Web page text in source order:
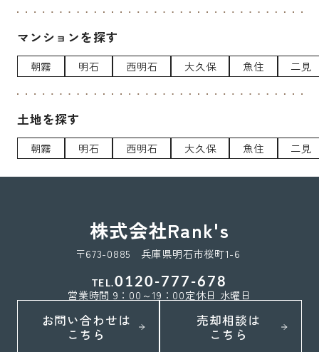
マンションを探す
朝霧 明石 西明石 大久保 魚住 二見
土地を探す
朝霧 明石 西明石 大久保 魚住 二見
株式会社Rank's
〒673-0885 兵庫県明石市桜町1-6
TEL.0120-777-678
営業時間 9：00～19：00定休日 水曜日
お問い合わせは
こちら
売却相談は
こちら